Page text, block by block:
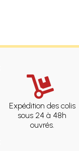
Expédition des colis
sous 24 à 48h
ouvrés.